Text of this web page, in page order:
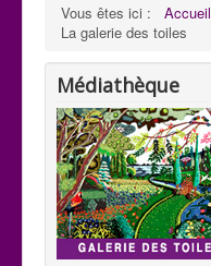
Vous êtes ici : Accueil
La galerie des toiles
Médiathèque